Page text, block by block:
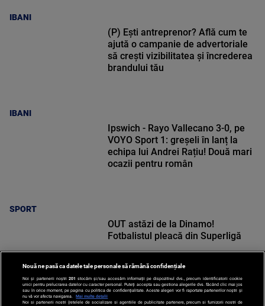
IBANI
IBANI
(P) Ești antreprenor? Află cum te
ajută o campanie de advertoriale
să crești vizibilitatea și încrederea
brandului tău
SPORT
Ipswich - Rayo Vallecano 3-0, pe
VOYO Sport 1: greșeli în lanț la
echipa lui Andrei Rațiu! Două mari
ocazii pentru român
OUT astăzi de la Dinamo!
Fotbalistul pleacă din Superligă
Nouă ne pasă ca datele tale personale să rămână confidențiale
Noi și partenerii noștri 201 stocăm și/sau accesăm informații pe dispozitivul dvs., precum identificatorii cookie
unici pentru prelucrarea datelor cu caracter personal. Puteți accepta sau gestiona alegerile dvs. făcând clic mai jos
sau în orice moment, pe pagina cu politica de confidențialitate. Aceste alegeri vor fi raportate partenerilor noștri și
nu vă vor afecta navigarea.
Mai multe detalii
Noi si partenerii nostri (retelele de socializare si agentiile de publicitate partenere, precum si furnizorii nostri de